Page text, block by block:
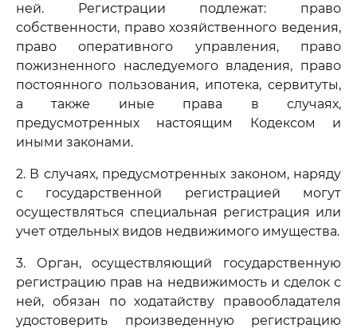
ней. Регистрации подлежат: право
собственности, право хозяйственного ведения,
право оперативного управления, право
пожизненного наследуемого владения, право
постоянного пользования, ипотека, сервитуты,
а также иные права в случаях,
предусмотренных настоящим Кодексом и
иными законами.
2. В случаях, предусмотренных законом, наряду
с государственной регистрацией могут
осуществляться специальная регистрация или
учет отдельных видов недвижимого имущества.
3. Орган, осуществляющий государственную
регистрацию прав на недвижимость и сделок с
ней, обязан по ходатайству правообладателя
удостоверить произведенную регистрацию